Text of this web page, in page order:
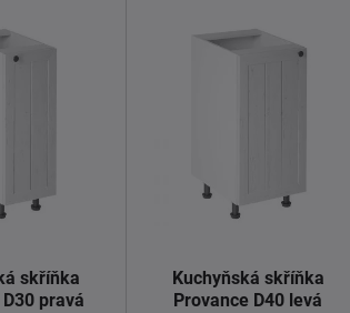
skříňka
pravá
Kuchyňská skříňka
Provance D40 levá